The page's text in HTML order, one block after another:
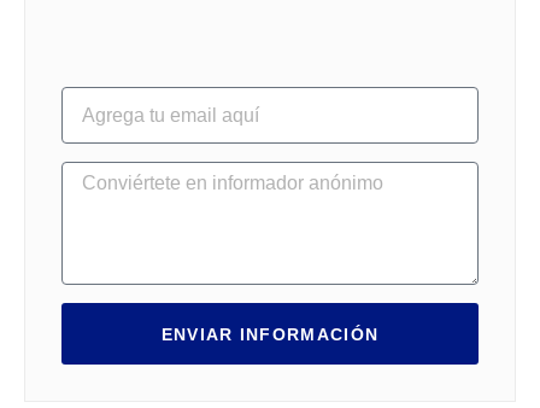
ENVIAR INFORMACIÓN